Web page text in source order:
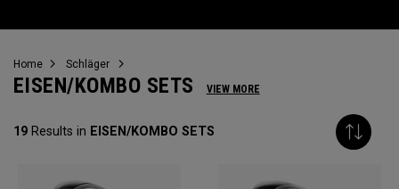
Home Schläger
EISEN/KOMBO SETS VIEW MORE
19 Results in EISEN/KOMBO SETS